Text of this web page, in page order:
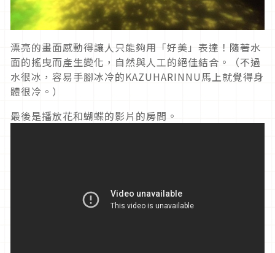
漂亮的畫面感動得讓人只能夠用「好美」表達！隨著水
面的搖曳而產生變化，自然與人工的絕佳結合。（不過
水很冰，容易手腳冰冷的KAZUHARINNU馬上就覺得身
體很冷。）
最後是播放花和蝴蝶的影片的房間。